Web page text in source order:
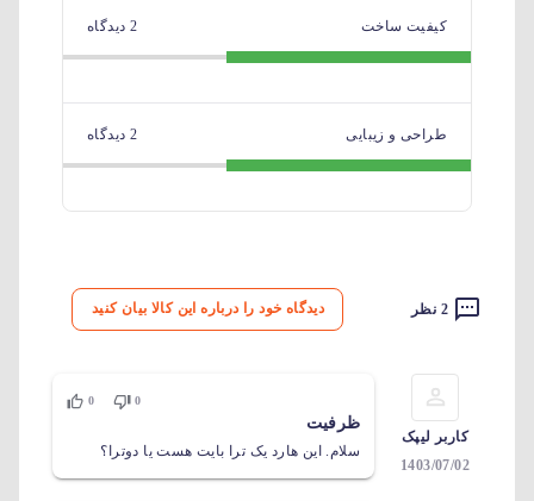
کیفیت ساخت 2 دیدگاه
طراحی و زیبایی 2 دیدگاه
2 نظر دیدگاه خود را درباره این کالا بیان کنید
کاربر لیپک
1403/07/02
0
0
ظرفیت
سلام. این هارد یک ترا بایت هست یا دوترا؟